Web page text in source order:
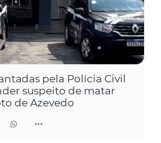
pela Polícia Civil
suspeito de matar
de Azevedo